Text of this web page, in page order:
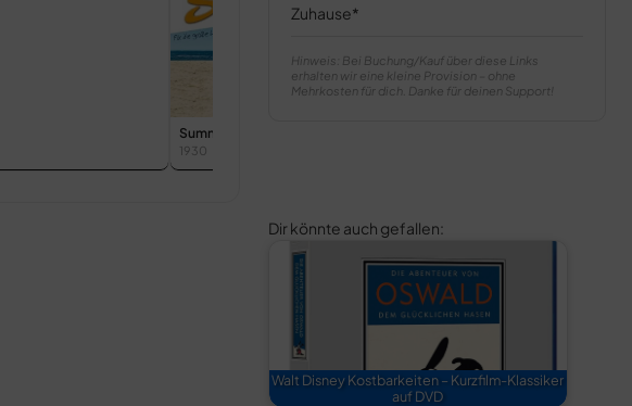
Summer
1930
Zuhause
Hinweis: Bei Buchung/Kauf über diese Links
erhalten wir eine kleine Provision – ohne
Mehrkosten für dich. Danke für deinen Support!
Dir könnte auch gefallen:
Walt Disney Kostbarkeiten – Kurzfilm-Klassiker
auf DVD